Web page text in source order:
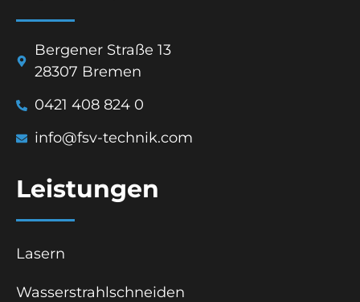
Bergener Straße 13
28307 Bremen
0421 408 824 0
info@fsv-technik.com
Leistungen
Lasern
Wasserstrahlschneiden